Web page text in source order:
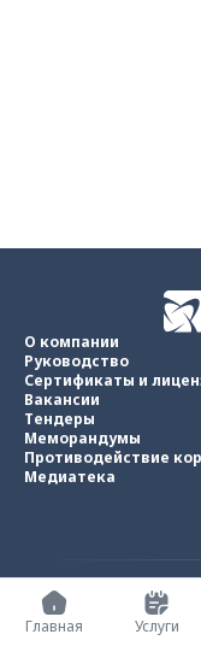
О компании
Руководство
Сертификаты и
Вакансии
Тендеры
Меморандумы
Противодействие
Медиатека
UZINFOCOM ©
Главная
Услуги